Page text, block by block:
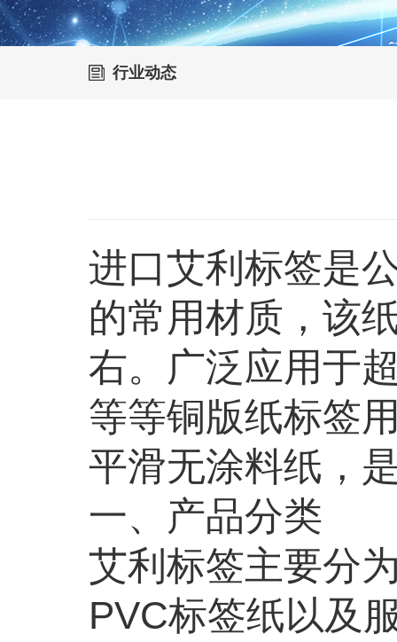
行业动态
进口艾利标签是
的常用材质，该
右。广泛应用于
等等铜版纸标签
平滑无涂料纸，
一、产品分类
艾利标签主要分
PVC标签纸以及